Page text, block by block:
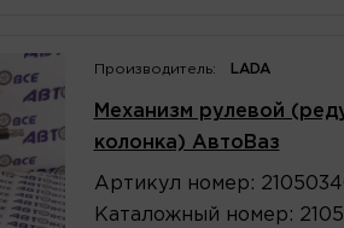
Производитель: LADA
Механизм рулевой
колонка) АвтоВаз
Артикул номер :
Каталожный номер :